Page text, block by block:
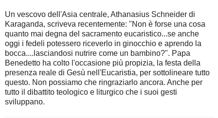
Un vescovo dell'Asia centrale, Athanasius Schneider di
Karaganda, scriveva recentemente: "Non è forse una cosa
quanto mai degna del sacramento eucaristico...se anche
oggi i fedeli potessero riceverlo in ginocchio e aprendo la
bocca....lasciandosi nutrire come un bambino?". Papa
Benedetto ha colto l'occasione più propizia, la festa della
presenza reale di Gesù nell'Eucaristia, per sottolineare tutto
questo. Non possiamo che ringraziarlo ancora. Anche per
tutto il dibattito teologico e liturgico che i suoi gesti
sviluppano.